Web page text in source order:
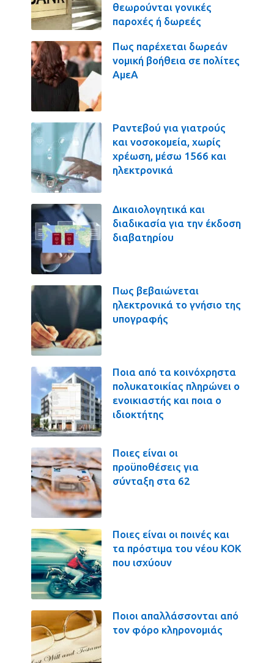
θεωρούνται γονικές
παροχές ή δωρεές
Πως παρέχεται δωρεάν
νομική βοήθεια σε πολίτες
ΑμεΑ
Ραντεβού για γιατρούς
και νοσοκομεία, χωρίς
χρέωση, μέσω 1566 και
ηλεκτρονικά
Δικαιολογητικά και
διαδικασία για την έκδοση
διαβατηρίου
Πως βεβαιώνεται
ηλεκτρονικά το γνήσιο της
υπογραφής
Ποια από τα κοινόχρηστα
πολυκατοικίας πληρώνει ο
ενοικιαστής και ποια ο
ιδιοκτήτης
Ποιες είναι οι
προϋποθέσεις για
σύνταξη στα 62
Ποιες είναι οι ποινές και
τα πρόστιμα του νέου ΚΟΚ
που ισχύουν
Ποιοι απαλλάσσονται από
τον φόρο κληρονομιάς